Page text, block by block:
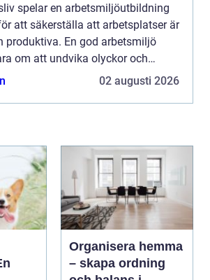
spelar en arbetsmiljöutbildning
att säkerställa att arbetsplatser är
produktiva. En god arbetsmiljö
om att undvika olyckor och
02 augusti 2026
Organisera hemma
– skapa ordning